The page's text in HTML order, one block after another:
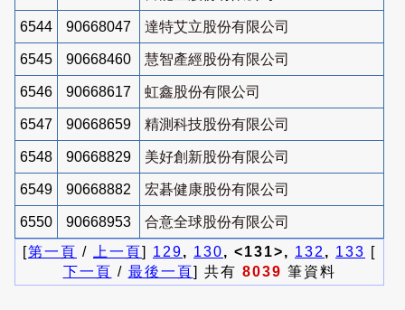
6544 90668047 達特艾立股份有限公司
6545 90668460 慧智產經股份有限公司
6546 90668617 虹鑫股份有限公司
6547 90668659 精測科技股份有限公司
6548 90668829 美好創新股份有限公司
6549 90668882 宏碁健康股份有限公司
6550 90668953
合意全球股份有限公司
[第一頁 / 上一頁] 129, 130, <131>, 132 , 133 [
下一頁 / 最後一頁] 共有 8039 筆資料